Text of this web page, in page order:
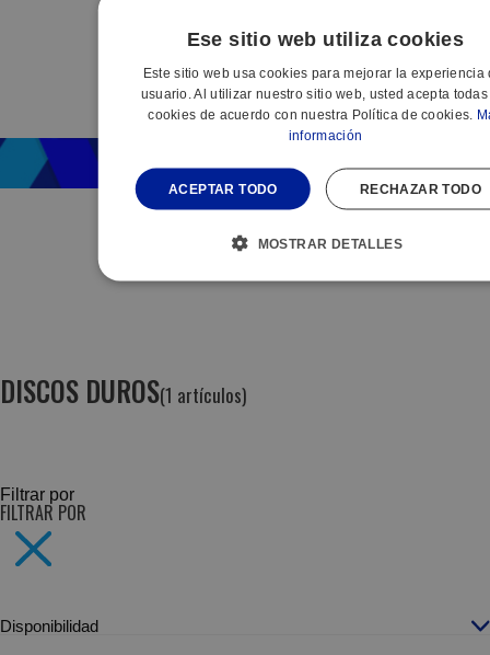
Videojuegos
PROMOCIONES
PACK
DISCOS DUROS(1 artículos)
Filtrar por
FILTRAR POR
Disponibilidad
Ese sitio web utiliza cookies
Este sitio web usa cookies para mejorar la experiencia
usuario. Al utilizar nuestro sitio web, usted acepta
cookies de acuerdo con nuestra Política de cookies.
información
ACEPTAR TODO RECHAZAR TODO
MOSTRAR DETALLES